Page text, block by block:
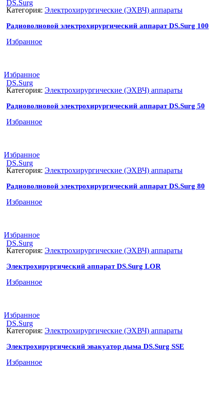
DS.Surg
Категория: Электрохирургические (ЭХВЧ) аппараты
Радиоволновой электрохирургический аппарат DS.Surg 100
Избранное
Избранное
DS.Surg
Категория: Электрохирургические (ЭХВЧ) аппараты
Радиоволновой электрохирургический аппарат DS.Surg 50
Избранное
Избранное
DS.Surg
Категория: Электрохирургические (ЭХВЧ) аппараты
Радиоволновой электрохирургический аппарат DS.Surg 80
Избранное
Избранное
DS.Surg
Категория: Электрохирургические (ЭХВЧ) аппараты
Электрохирургический аппарат DS.Surg LOR
Избранное
Избранное
DS.Surg
Категория: Электрохирургические (ЭХВЧ) аппараты
Электрохирургический эвакуатор дыма DS.Surg SSE
Избранное